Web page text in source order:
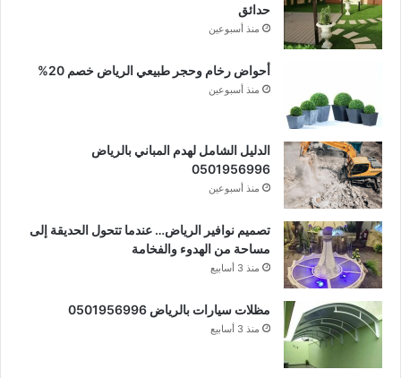
حدائق
منذ أسبوعين
أحواض رخام وحجر طبيعي الرياض خصم 20%
منذ أسبوعين
الدليل الشامل لهدم المباني بالرياض
0501956996
منذ أسبوعين
تصميم نوافير الرياض… عندما تتحول الحديقة إلى
مساحة من الهدوء والفخامة
منذ 3 أسابيع
مظلات سيارات بالرياض 0501956996
منذ 3 أسابيع